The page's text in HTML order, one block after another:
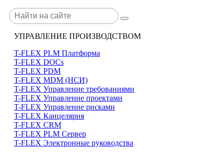
УПРАВЛЕНИЕ ПРОИЗВОДСТВОМ
T-FLEX PLM Платформа
T-FLEX DOCs
T-FLEX PDM
T-FLEX MDM (НСИ)
T-FLEX Управление требованиями
T-FLEX Управление проектами
T-FLEX Управление рисками
T-FLEX Канцелярия
T-FLEX CRM
T-FLEX PLM Сервер
T-FLEX Электронные руководства